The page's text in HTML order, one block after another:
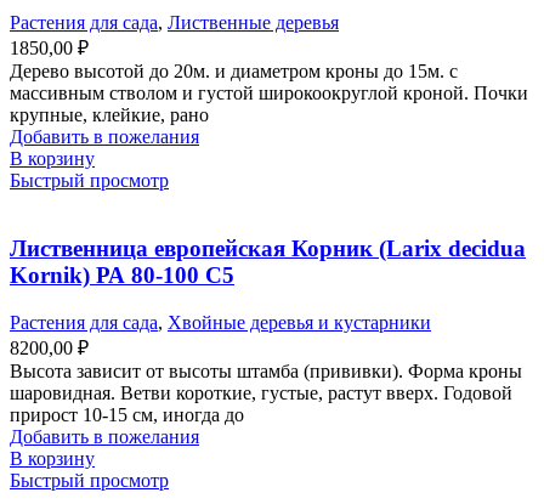
Растения для сада, Лиственные деревья
1850,00 ₽
Дерево высотой до 20м. и диаметром кроны до 15м. с
массивным стволом и густой широкоокруглой кроной. Почки
крупные, клейкие, рано
Добавить в пожелания
В корзину
Быстрый просмотр
Лиственница европейская Корник (Larix decidua
Kornik) РА 80-100 С5
Растения для сада, Хвойные деревья и кустарники
8200,00 ₽
Высота зависит от высоты штамба (прививки). Форма кроны
шаровидная. Ветви короткие, густые, растут вверх. Годовой
прирост 10-15 см, иногда до
Добавить в пожелания
В корзину
Быстрый просмотр